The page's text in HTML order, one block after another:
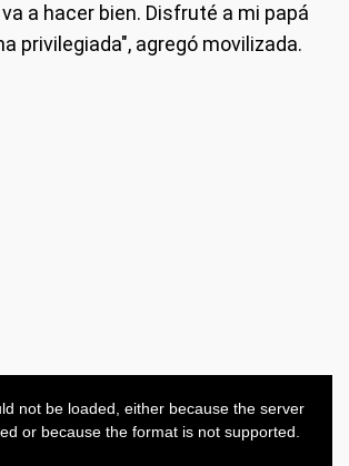
a hacer bien. Disfruté a mi papá
privilegiada", agregó movilizada.